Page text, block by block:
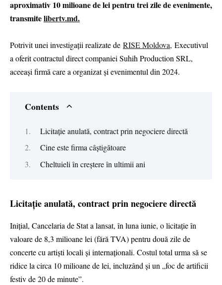
aproximativ 10 milioane de lei pentru trei zile de evenimente,
transmitelibertv.md.
Potrivit unei investigații realizate de RISE Moldova, Executivul
a oferit contractul direct companiei Suhih Production SRL,
aceeași firmă care a organizat și evenimentul din 2024.
Contents
Licitație anulată, contract prin negociere directă
Cine este firma câștigătoare
Cheltuieli în creștere în ultimii ani
Licitație anulată, contract prin negociere directă
Inițial, Cancelaria de Stat a lansat, în luna iunie, o licitație în
valoare de 8,3 milioane lei (fără TVA) pentru două zile de
concerte cu artiști locali și internaționali. Costul total urma să se
ridice la circa 10 milioane de lei, incluzând și un „foc de artificii
festiv de 20 de minute”.